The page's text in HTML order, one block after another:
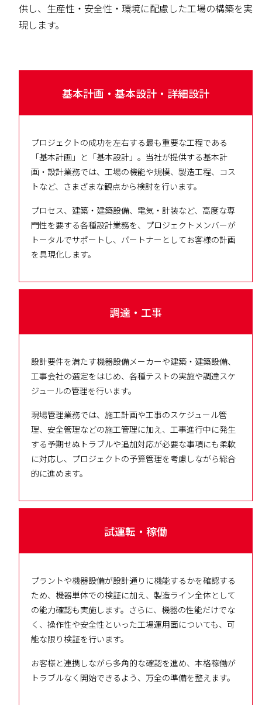
供し、生産性・安全性・環境に配慮した工場の構築を実
現します。
基本計画・基本設計・詳細設計
プロジェクトの成功を左右する最も重要な工程である
「基本計画」と「基本設計」。当社が提供する基本計
画・設計業務では、工場の機能や規模、製造工程、コス
トなど、さまざまな観点から検討を行います。
プロセス、建築・建築設備、電気・計装など、高度な専
門性を要する各種設計業務を、プロジェクトメンバーが
トータルでサポートし、パートナーとしてお客様の計画
を具現化します。
調達・工事
設計要件を満たす機器設備メーカーや建築・建築設備、
工事会社の選定をはじめ、各種テストの実施や調達スケ
ジュールの管理を行います。
現場管理業務では、施工計画や工事のスケジュール管
理、安全管理などの施工管理に加え、工事進行中に発生
する予期せぬトラブルや追加対応が必要な事項にも柔軟
に対応し、プロジェクトの予算管理を考慮しながら総合
的に進めます。
試運転・稼働
プラントや機器設備が設計通りに機能するかを確認する
ため、機器単体での検証に加え、製造ライン全体として
の能力確認も実施します。さらに、機器の性能だけでな
く、操作性や安全性といった工場運用面についても、可
能な限り検証を行います。
お客様と連携しながら多角的な確認を進め、本格稼働が
トラブルなく開始できるよう、万全の準備を整えます。